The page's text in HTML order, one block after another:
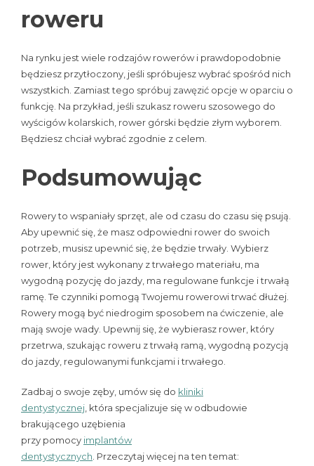
roweru
Na rynku jest wiele rodzajów rowerów i prawdopodobnie
będziesz przytłoczony, jeśli spróbujesz wybrać spośród nich
wszystkich. Zamiast tego spróbuj zawęzić opcje w oparciu o
funkcję. Na przykład, jeśli szukasz roweru szosowego do
wyścigów kolarskich, rower górski będzie złym wyborem.
Będziesz chciał wybrać zgodnie z celem.
Podsumowując
Rowery to wspaniały sprzęt, ale od czasu do czasu się psują.
Aby upewnić się, że masz odpowiedni rower do swoich
potrzeb, musisz upewnić się, że będzie trwały. Wybierz
rower, który jest wykonany z trwałego materiału, ma
wygodną pozycję do jazdy, ma regulowane funkcje i trwałą
ramę. Te czynniki pomogą Twojemu rowerowi trwać dłużej.
Rowery mogą być niedrogim sposobem na ćwiczenie, ale
mają swoje wady. Upewnij się, że wybierasz rower, który
przetrwa, szukając roweru z trwałą ramą, wygodną pozycją
do jazdy, regulowanymi funkcjami i trwałego.
Zadbaj o swoje zęby, umów się do kliniki
dentystycznej , która specjalizuje się w odbudowie
brakującego uzębienia
przy pomocy implantów
dentystycznych . Przeczytaj więcej na ten temat: